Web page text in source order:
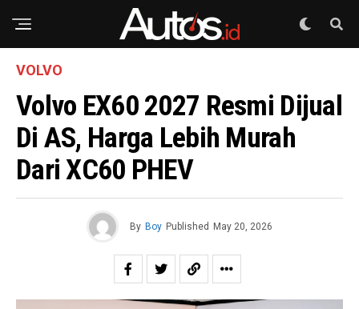
VOLVO
Volvo EX60 2027 Resmi Dijual
Di AS, Harga Lebih Murah
Dari XC60 PHEV
By Boy Published May 20, 2026